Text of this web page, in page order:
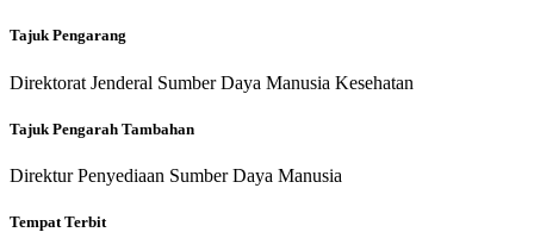
Tajuk Pengarang
Direktorat Jenderal Sumber Daya Manusia Kesehatan
Tajuk Pengarah Tambahan
Direktur Penyediaan Sumber Daya Manusia
Tempat Terbit